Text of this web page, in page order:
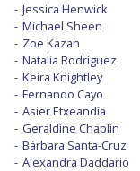
Jessica Henwick
Michael Sheen
Zoe Kazan
Natalia Rodríguez
Keira Knightley
Fernando Cayo
Asier Etxeandía
Geraldine Chaplin
Bárbara Santa-Cruz
Alexandra Daddario